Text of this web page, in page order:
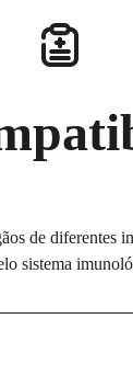
de diferentes
sistema